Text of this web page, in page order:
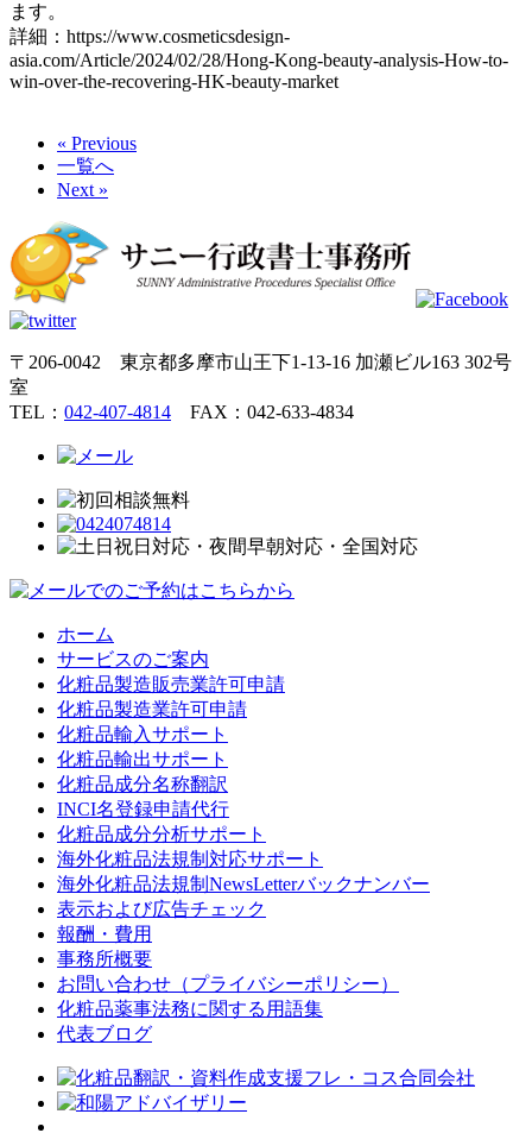
ます。
詳細：https://www.cosmeticsdesign-
asia.com/Article/2024/02/28/Hong-Kong-beauty-analysis-How-to-
win-over-the-recovering-HK-beauty-market
« Previous
一覧へ
Next »
〒206-0042 東京都多摩市山王下1-13-16 加瀬ビル163 302号
室
TEL： 042-407-4814 FAX：042-633-4834
ホーム
サービスのご案内
化粧品製造販売業許可申請
化粧品製造業許可申請
化粧品輸入サポート
化粧品輸出サポート
化粧品成分名称翻訳
INCI名登録申請代行
化粧品成分分析サポート
海外化粧品法規制対応サポート
海外化粧品法規制NewsLetterバックナンバー
表示および広告チェック
報酬・費用
事務所概要
お問い合わせ（プライバシーポリシー）
化粧品薬事法務に関する用語集
代表ブログ